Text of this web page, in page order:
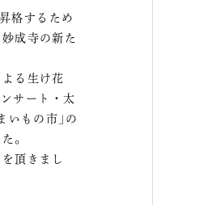
格するため
成寺の新た
る生け花
サート・太
いもの市｣の
。
頂きまし